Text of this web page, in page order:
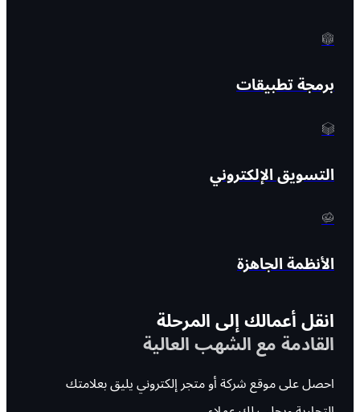
برمجة تطبيقات
التسويق الإلكتروني
الأنظمة الجاهزة
انقل أعمالك إلى المرحلة
القادمة مع الشهب العالية
احصل على موقع شركة أو متجر إلكتروني يليق بعلامتك